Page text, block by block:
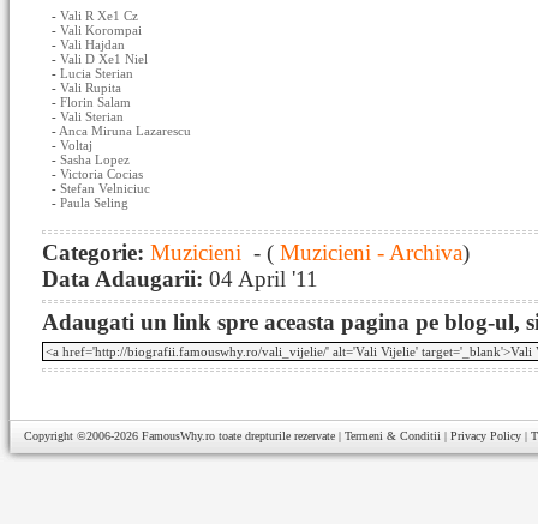
- Vali R Xe1 Cz
- Vali Korompai
- Vali Hajdan
- Vali D Xe1 Niel
- Lucia Sterian
- Vali Rupita
- Florin Salam
- Vali Sterian
- Anca Miruna Lazarescu
- Voltaj
- Sasha Lopez
- Victoria Cocias
- Stefan Velniciuc
- Paula Seling
Categorie: Muzicieni - ( Muzicieni - Archiva)
Data Adaugarii: 04 April '11
Adaugati un link spre aceasta pagina pe blog-ul,
Copyright ©2006-2026 FamousWhy.ro toate drepturile rezervate | Termeni & Conditii | Privacy Policy |